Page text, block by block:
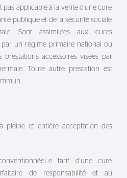
pas applicable à la vente d'une cure
publique et de la sécurité sociale
Sont assimilées aux cures
un régime primaire national ou
prestations accessoires visées par
Toute autre prestation est
pleine et entière acceptation des
tarif d'une cure
de responsabilité et au